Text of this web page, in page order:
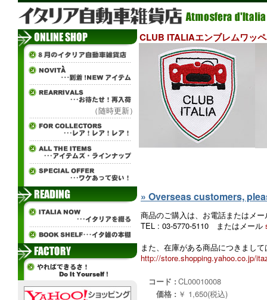
（随時更新）
CLUB ITALIAエンブレムワッ
» Overseas customers,
商品のご購入は、お電話またはメ
TEL : 03-5770-5110 またはメール
また、在庫がある商品につきまし
http://store.shopping.yahoo.co.jp/
コード : CL00010008
価格 : ￥ 1,650(税込)